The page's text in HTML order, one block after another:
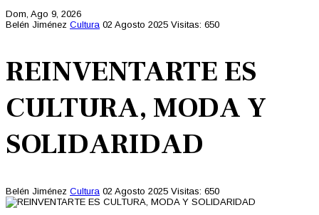
Dom, Ago 9, 2026
Belén Jiménez Cultura 02 Agosto 2025 Visitas: 650
REINVENTARTE ES
CULTURA, MODA Y
SOLIDARIDAD
Belén Jiménez Cultura 02 Agosto 2025 Visitas: 650